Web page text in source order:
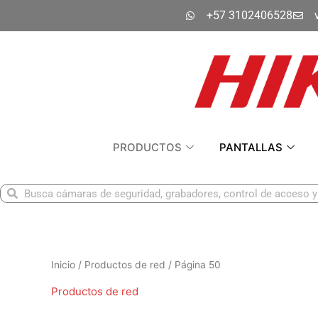
+57 3102406528
PRODUCTOS PANTALLAS
BuscarBuscar
Inicio / Productos de red / Página 50
Productos de red